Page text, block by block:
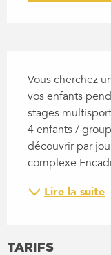
Vous cherchez
vos enfants
stages
4 enfants /
découvrir par
complexe
Lire la suite
TARIFS